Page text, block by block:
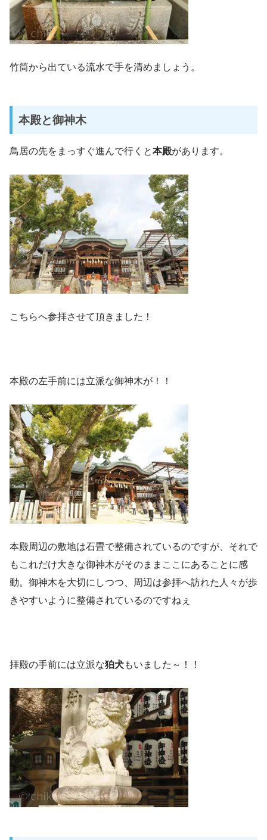
竹筒から出ている流水で手を清めましょう。
本殿と御神木
鳥居の先をまっすぐ進んで行くと本殿があります。
こちらへ参拝させて頂きました！
本殿の左手前には立派な御神木が！！
本殿周辺の敷地は石畳で整備されているのですが、それで
もこれだけ大きな御神木がそのままここにあることに感
動。御神木を大切にしつつ、周辺は参拝へ訪れた人々が歩
きやすいように整備されているのですねぇ
拝殿の手前には立派な狛犬もいました～！！